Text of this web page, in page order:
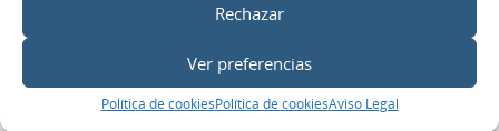
Rechazar
Ver preferencias
Política de cookiesPolítica de cookiesAviso Legal